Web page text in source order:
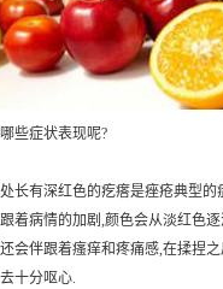
些症状表现呢?
长有深红色的疙瘩是痤疮典型的
着病情的加剧,颜色会从淡红色
会伴跟着瘙痒和疼痛感,在揉捏
十分呕心.